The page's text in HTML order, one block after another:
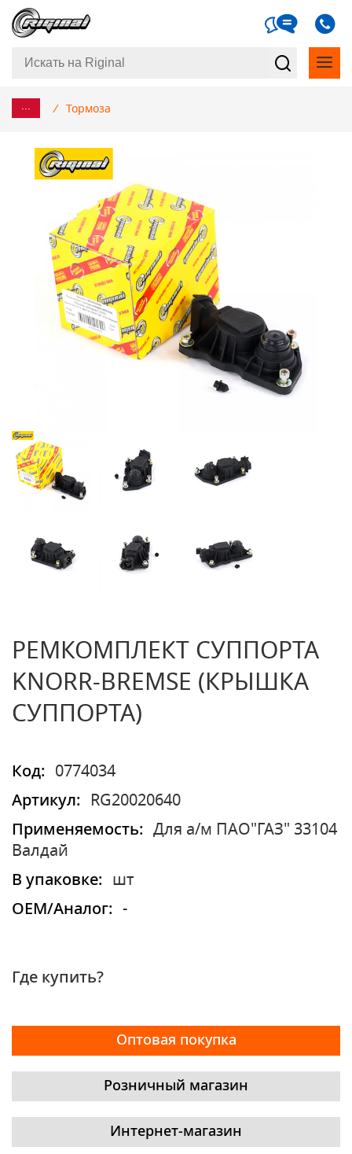
... / Тормоза
РЕМКОМПЛЕКТ СУППОРТА
KNORR-BREMSE (КРЫШКА
СУППОРТА)
Код:
0774034
Артикул:
RG20020640
Применяемость:
Для а/м ПАО"ГАЗ" 33104
Валдай
В упаковке:
шт
OEM/Аналог:
-
Где купить?
Оптовая покупка
Розничный магазин
Интернет-магазин